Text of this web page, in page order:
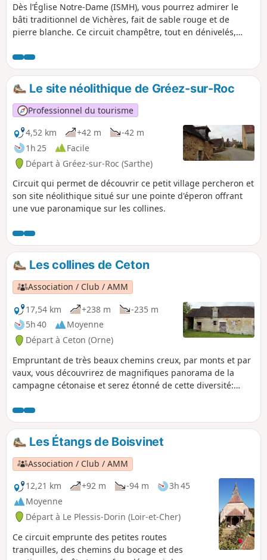
Dès l’Église Notre-Dame (ISMH), vous pourrez admirer le
bâti traditionnel de Vichères, fait de sable rouge et de
pierre blanche. Ce circuit champêtre, tout en dénivelés,
culminant d’Eure-et-Loir à 285 m) à la pittoresque vallée de
la Berthe.
Le site néolithique de Gréez-sur-Roc
Professionnel du tourisme
4,52 km
+42 m
-42 m
1h 25
Facile
Départ à Gréez-sur-Roc (Sarthe)
Circuit qui permet de découvrir ce petit village percheron et
son site néolithique situé sur une pointe d'éperon offrant
une vue paronamique sur les collines.
Les collines de Ceton
Association / Club / AMM
17,54 km
+238 m
-235 m
5h 40
Moyenne
Départ à Ceton (Orne)
Empruntant de très beaux chemins creux, par monts et par
vaux, vous découvrirez de magnifiques panorama de la
campagne cétonaise et serez étonné de cette diversité:
Les Étangs de Boisvinet
Association / Club / AMM
12,21 km
+92 m -94 m
3h 45
Moyenne
Départ à Le Plessis-Dorin (Loir-et-Cher)
Ce circuit emprunte des petites routes
tranquilles, des chemins du bocage et des